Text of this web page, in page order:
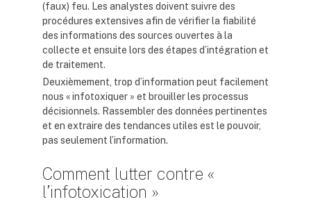
(faux) feu. Les analystes doivent suivre des
procédures extensives afin de vérifier la fiabilité
des informations des sources ouvertes à la
collecte et ensuite lors des étapes d’intégration et
de traitement.
Deuxièmement, trop d’information peut facilement
nous « infotoxiquer » et brouiller les processus
décisionnels. Rassembler des données pertinentes
et en extraire des tendances utiles est le pouvoir,
pas seulement l’information.
Comment lutter contre «
l’infotoxication »